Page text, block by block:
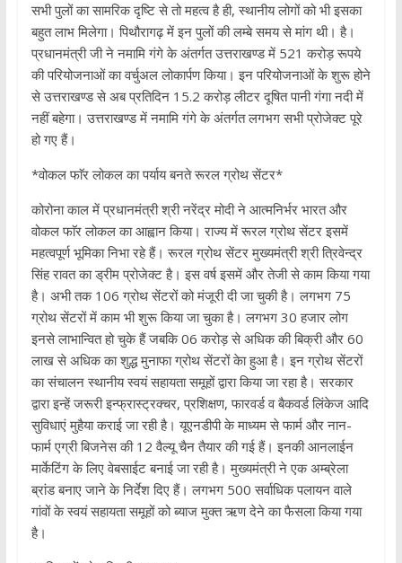
सभी पुलों का सामरिक दृष्टि से तो महत्व है ही, स्थानीय लोगों को भी इसका
बहुत लाभ मिलेगा। पिथौरागढ़ में इन पुलों की लम्बे समय से मांग थी। है।
प्रधानमंत्री जी ने नमामि गंगे के अंतर्गत उत्तराखण्ड में 521 करोड़ रूपये
की परियोजनाओं का वर्चुअल लोकार्पण किया। इन परियोजनाओं के शुरू होने
से उत्तराखण्ड से अब प्रतिदिन 15.2 करोड़ लीटर दूषित पानी गंगा नदी में
नहीं बहेगा। उत्तराखण्ड में नमामि गंगे के अंतर्गत लगभग सभी प्रोजेक्ट पूरे
हो गए हैं।
*वोकल फाॅर लोकल का पर्याय बनते रूरल ग्रोथ सेंटर*
कोरोना काल में प्रधानमंत्री श्री नरेंद्र मोदी ने आत्मनिर्भर भारत और
वोकल फाॅर लोकल का आह्वान किया। राज्य में रूरल ग्रोथ सेंटर इसमें
महत्वपूर्ण भूमिका निभा रहे हैं। रूरल ग्रोथ सेंटर मुख्यमंत्री श्री त्रिवेन्द्र
सिंह रावत का ड्रीम प्रोजेक्ट है। इस वर्ष इसमें और तेजी से काम किया गया
है। अभी तक 106 ग्रोथ सेंटरों को मंजूरी दी जा चुकी है। लगभग 75
ग्रोथ सेंटरों में काम भी शुरू किया जा चुका है। लगभग 30 हजार लोग
इनसे लाभान्वित हो चुके हैं जबकि 06 करोड़ से अधिक की बिक्री और 60
लाख से अधिक का शुद्ध मुनाफा ग्रोथ सेंटरों केा हुआ है। इन ग्रोथ सेंटरों
का संचालन स्थानीय स्वयं सहायता समूहों द्वारा किया जा रहा है। सरकार
द्वारा इन्हें जरूरी इन्फ्रास्ट्रक्चर, प्रशिक्षण, फारवर्ड व बैकवर्ड लिंकेज आदि
सुविधाएं मुहैया कराई जा रही है। यूएनडीपी के माध्यम से फार्म और नान-
फार्म एग्री बिजनेस की 12 वैल्यू चैन तैयार की गई हैं। इनकी आनलाईन
मार्केटिंग के लिए वेबसाईट बनाई जा रही है। मुख्यमंत्री ने एक अम्ब्रेला
ब्रांड बनाए जाने के निर्देश दिए हैं। लगभग 500 सर्वाधिक पलायन वाले
गांवों के स्वयं सहायता समूहों को ब्याज मुक्त ऋण देने का फैसला किया गया
है।